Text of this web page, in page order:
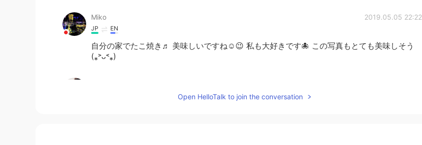
Miko 2019.05.05 22:22
JP EN
自分の家でたこ焼き♬ 美味しいですね☺😉 私も大好きです🐙 この写真もとても美味しそう
(⁎˃ᴗ˂⁎)
Open HelloTalk to join the conversation